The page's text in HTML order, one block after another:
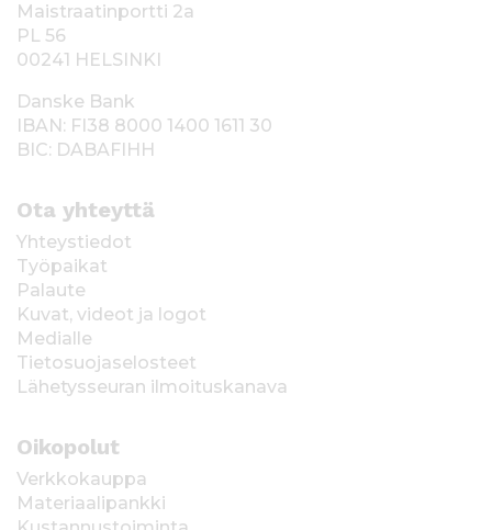
Maistraatinportti 2a
PL 56
00241 HELSINKI
Danske Bank
IBAN: FI38 8000 1400 1611 30
BIC: DABAFIHH
Ota yhteyttä
Yhteystiedot
Työpaikat
Palaute
Kuvat, videot ja logot
Medialle
Tietosuojaselosteet
Lähetysseuran ilmoituskanava
Oikopolut
Verkkokauppa
Materiaalipankki